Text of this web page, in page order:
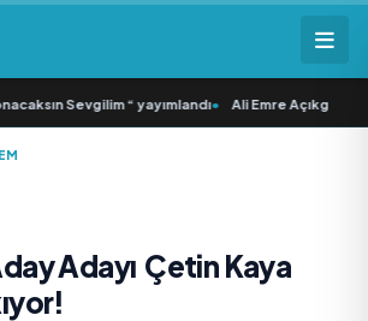
Sevgilim “ yayımlandı• Ali Emre Açıkgöz
Adayı Çetin Kaya